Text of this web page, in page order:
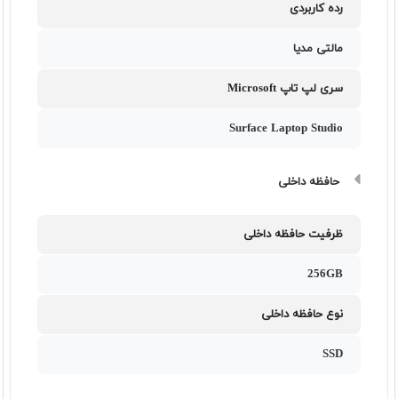
رده کاربردی
مالتی مدیا
سری لپ تاپ Microsoft
Surface Laptop Studio
حافظه داخلی
ظرفیت حافظه داخلی
256GB
نوع حافظه داخلی
SSD